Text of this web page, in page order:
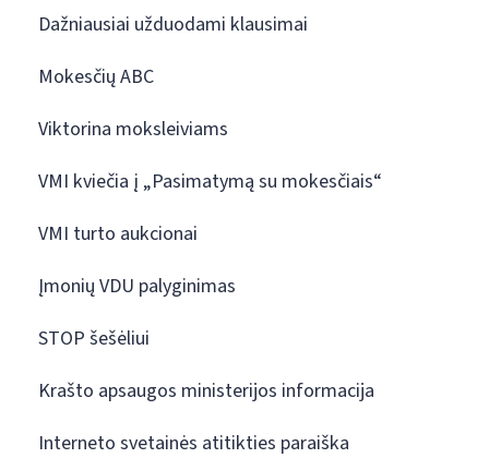
Dažniausiai užduodami klausimai
Mokesčių ABC
Viktorina moksleiviams
VMI kviečia į „Pasimatymą su mokesčiais“
VMI turto aukcionai
Įmonių VDU palyginimas
STOP šešėliui
Krašto apsaugos ministerijos informacija
Interneto svetainės atitikties paraiška